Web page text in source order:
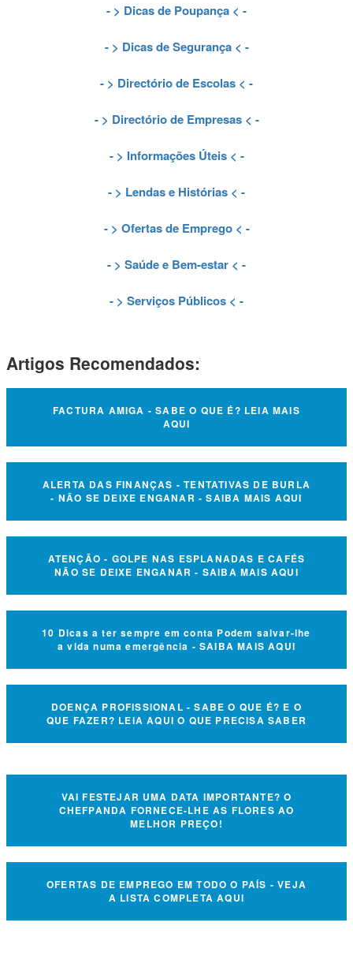
- > Dicas de Poupança < -
- > Dicas de Segurança< -
- > Directório de Escolas < -
- > Directório de Empresas< -
- > Informações Úteis< -
- > Lendas e Histórias < -
- > Ofertas de Emprego< -
- > Saúde e Bem-estar < -
- > Serviços Públicos < -
Artigos Recomendados:
FACTURA AMIGA - SABE O QUE É? LEIA MAIS
AQUI
ALERTA DAS FINANÇAS - TENTATIVAS DE BURLA
- NÃO SE DEIXE ENGANAR - SAIBA MAIS AQUI
ATENÇÃO - GOLPE NAS ESPLANADAS E CAFÉS
NÃO SE DEIXE ENGANAR - SAIBA MAIS AQUI
10 Dicas a ter sempre em conta Podem salvar-lhe
a vida numa emergência - SAIBA MAIS AQUI
DOENÇA PROFISSIONAL - SABE O QUE É? E O
QUE FAZER? LEIA AQUI O QUE PRECISA SABER
VAI FESTEJAR UMA DATA IMPORTANTE? O
CHEFPANDA FORNECE-LHE AS FLORES AO
MELHOR PREÇO!
OFERTAS DE EMPREGO EM TODO O PAÍS - VEJA
A LISTA COMPLETA AQUI